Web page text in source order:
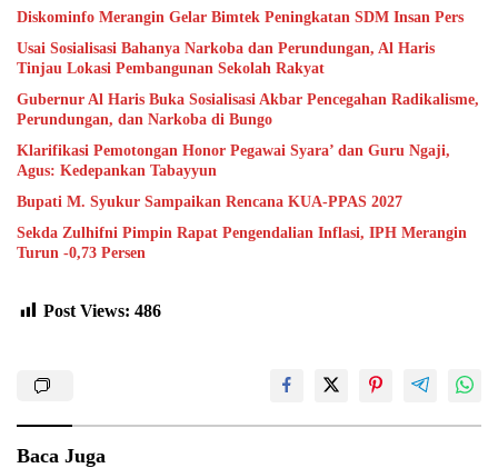
Diskominfo Merangin Gelar Bimtek Peningkatan SDM Insan Pers
Usai Sosialisasi Bahanya Narkoba dan Perundungan, Al Haris
Tinjau Lokasi Pembangunan Sekolah Rakyat
Gubernur Al Haris Buka Sosialisasi Akbar Pencegahan Radikalisme,
Perundungan, dan Narkoba di Bungo
Klarifikasi Pemotongan Honor Pegawai Syara’ dan Guru Ngaji,
Agus: Kedepankan Tabayyun
Bupati M. Syukur Sampaikan Rencana KUA-PPAS 2027
Sekda Zulhifni Pimpin Rapat Pengendalian Inflasi, IPH Merangin
Turun -0,73 Persen
Post Views: 486
Baca Juga